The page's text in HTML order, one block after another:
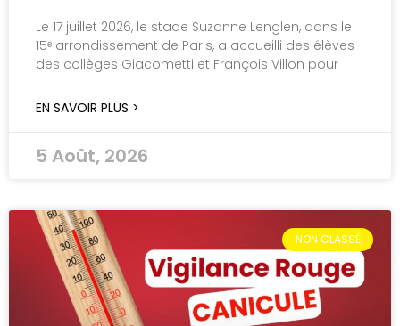
Le 17 juillet 2026, le stade Suzanne Lenglen, dans le
15ᵉ arrondissement de Paris, a accueilli des élèves
des collèges Giacometti et François Villon pour
EN SAVOIR PLUS >
5 Août, 2026
NON CLASSÉ